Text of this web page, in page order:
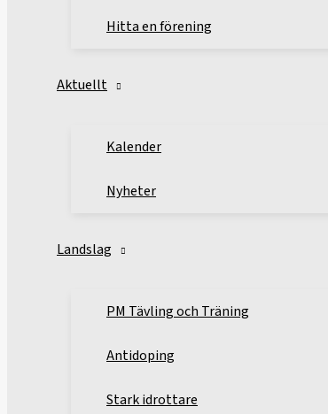
Hitta en förening
Aktuellt
Kalender
Nyheter
Landslag
PM Tävling och Träning
Antidoping
Stark idrottare